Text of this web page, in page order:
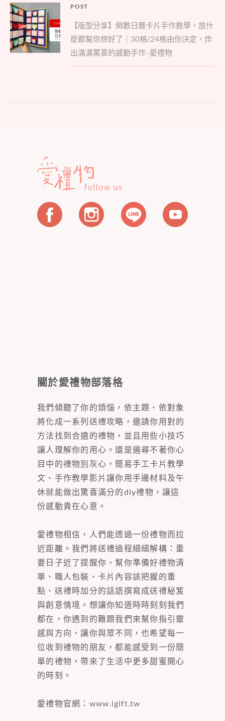
文
章
導
覽
POST
Parent
post:
【版型分享】倒數日曆卡片手作教學，放什
麼都幫你想好了｜30格/24格由你決定，炸
出滿滿驚喜的感動手作 -愛禮物
關於愛禮物部落格
我們傾聽了你的煩惱，依主題、依對象
將化成一系列送禮攻略，邀請你用對的
方法找到合適的禮物，並且用些小技巧
讓人理解你的用心。還是遍尋不著你心
目中的禮物別灰心，簡易手工卡片教學
文、手作教學影片讓你用手邊材料及午
休就能做出驚喜滿分的diy禮物，讓這
份感動貴在心意。
愛禮物相信，人們能透過一份禮物而拉
近距離。我們將送禮過程細細解構：重
要日子近了提醒你、幫你準備好禮物清
單、職人包裝、卡片內容該把握的重
點、送禮時加分的話語撰寫成送禮秘笈
與創意情境。想讓你知道時時刻刻我們
都在，你遇到的難題我們來幫你指引靈
感與方向，讓你與眾不同，也希望每一
位收到禮物的朋友，都能感受到一份簡
單的禮物，帶來了生活中更多甜蜜開心
的時刻。
愛禮物官網： www.igift.tw